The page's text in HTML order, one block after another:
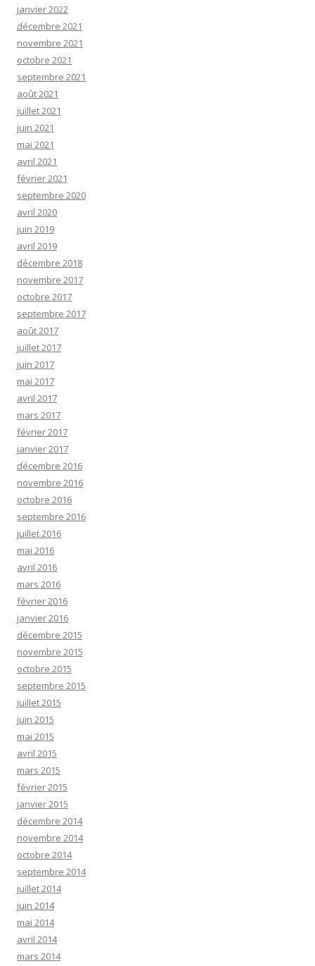
janvier 2022
décembre 2021
novembre 2021
octobre 2021
septembre 2021
août 2021
juillet 2021
juin 2021
mai 2021
avril 2021
février 2021
septembre 2020
avril 2020
juin 2019
avril 2019
décembre 2018
novembre 2017
octobre 2017
septembre 2017
août 2017
juillet 2017
juin 2017
mai 2017
avril 2017
mars 2017
février 2017
janvier 2017
décembre 2016
novembre 2016
octobre 2016
septembre 2016
juillet 2016
mai 2016
avril 2016
mars 2016
février 2016
janvier 2016
décembre 2015
novembre 2015
octobre 2015
septembre 2015
juillet 2015
juin 2015
mai 2015
avril 2015
mars 2015
février 2015
janvier 2015
décembre 2014
novembre 2014
octobre 2014
septembre 2014
juillet 2014
juin 2014
mai 2014
avril 2014
mars 2014